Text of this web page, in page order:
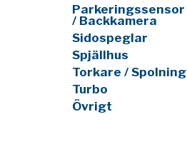
Parkeringssensor
/ Backkamera
Sidospeglar
Spjällhus
Torkare / Spolning
Turbo
Övrigt